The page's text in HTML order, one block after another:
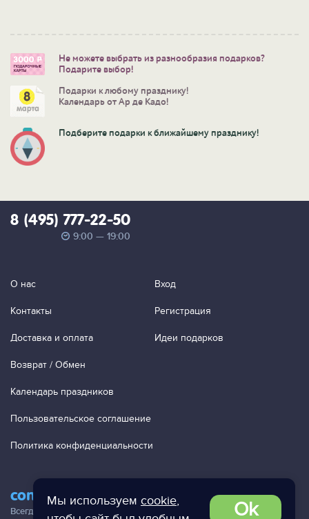
Мы используем cookie,
Ok
Не можете выбрать из разнообразия подарков?
Подарите выбор!
Подарки к любому празднику!
Календарь от Ар де Кадо!
Подберите подарки к ближайшему празднику!
contact@ac-studio.ru
Всегда отвечаем на ваши письма!
8 (495) 777-22-50
9:00 — 19:00
О нас
Контакты
Доставка и оплата
Возврат / Обмен
Календарь праздников
Пользовательское соглашение
Политика конфиденциальности
Вход
Регистрация
Идеи подарков